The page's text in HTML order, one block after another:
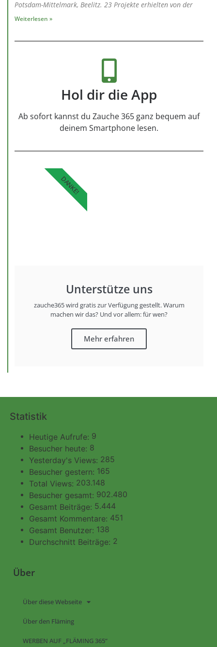
Potsdam-Mittelmark, Beelitz. 23 Projekte erhielten von der
Weiterlesen »
Hol dir die App
Ab sofort kannst du Zauche 365 ganz bequem auf
deinem Smartphone lesen.
Unterstütze uns
zauche365 wird gratis zur Verfügung gestellt. Warum
machen wir das? Und vor allem: für wen?
Mehr erfahren
DANKE!
Statistik
Heutige Aufrufe: 9
Besucher heute: 8
Yesterday's Views: 285
Besucher gestern: 165
Total Views: 203.148
Besucher gesamt: 902.480
Gesamt Beiträge: 5.444
Gesamt Kommentare: 451
Gesamt Benutzer: 138
Durchschnitt Beiträge: 2
Über
Über diese Webseite
Über den Fläming
WERBEN AUF „FLÄMING 365“